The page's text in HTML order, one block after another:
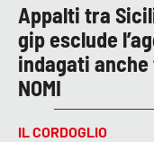
Appalti tra
gip esclude
indagati
NOMI
IL CORDOGLIO